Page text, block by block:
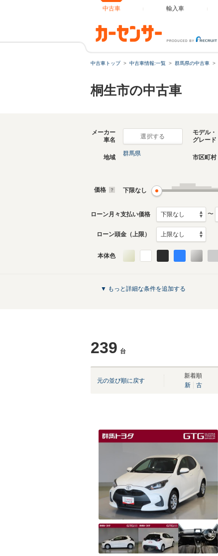
中古車 輸入車
中古車トップ 中古車情報:一覧 群馬県の中古車
桐生市の中古車
メーカー
車名
選択する
モデル・
グレード
地域
群馬県
市区町村
価格 下限なし
ローン月々支払い価格 〜
ローン頭金（上限）
本体色
▼ もっと詳細な条件を追加する
239 台
元の並び順に戻す
新着順
新
古